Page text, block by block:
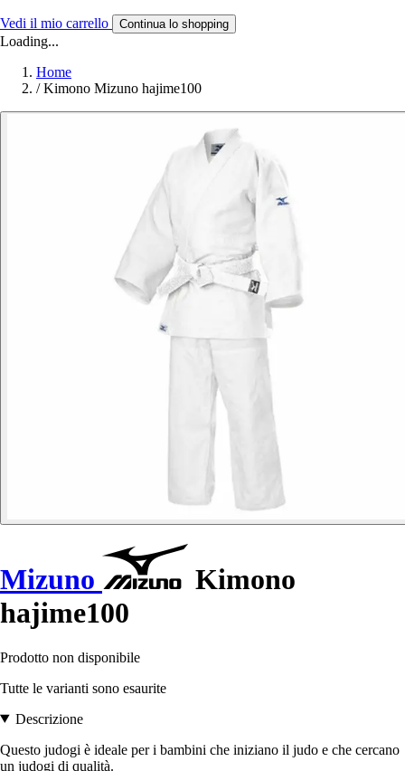
Vedi il mio carrello Continua lo shopping
Loading...
Home
/ Kimono Mizuno hajime100
Mizuno
Kimono
hajime100
Prodotto non disponibile
Tutte le varianti sono esaurite
Descrizione
Questo judogi è ideale per i bambini che iniziano il judo e che cercano
un judogi di qualità.